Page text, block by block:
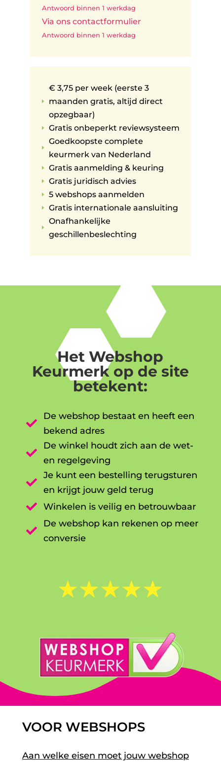
Antwoord binnen 1 werkdag
Via ons contactformulier
Antwoord binnen 1 werkdag
E
€ 3,75 per week (eerste 3
maanden gratis, altijd direct
opzegbaar)
E Gratis onbeperkt reviewsysteem
E
Goedkoopste complete
keurmerk van Nederland
E Gratis aanmelding & keuring
E Gratis juridisch advies
E 5 webshops aanmelden
E Gratis internationale aansluiting
E
Onafhankelijke
geschillenbeslechting
Het Webshop
Keurmerk op de site
betekent:

De webshop bestaat en heeft een
bekend adres

De winkel houdt zich aan de wet-
en regelgeving

Je kunt een bestelling terugsturen
en krijgt jouw geld terug

Winkelen is veilig en betrouwbaar

De webshop kan rekenen op meer
conversie
☆☆☆☆☆
VOOR WEBSHOPS
Aan welke eisen moet jouw webshop